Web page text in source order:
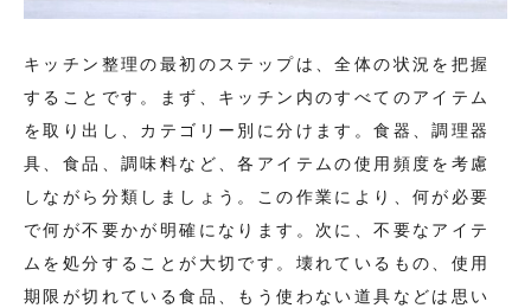
キッチン整理の最初のステップは、全体の状況を把握
することです。まず、キッチン内のすべてのアイテム
を取り出し、カテゴリー別に分けます。食器、調理器
具、食品、調味料など、各アイテムの使用頻度を考慮
しながら分類しましょう。この作業により、何が必要
で何が不要かが明確になります。次に、不要なアイテ
ムを処分することが大切です。壊れているもの、使用
期限が切れている食品、もう使わない道具などは思い